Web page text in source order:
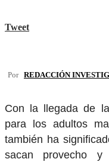
Tweet
Por REDACCIÓN
Con la llegada de
para los adultos
también ha
sacan provecho